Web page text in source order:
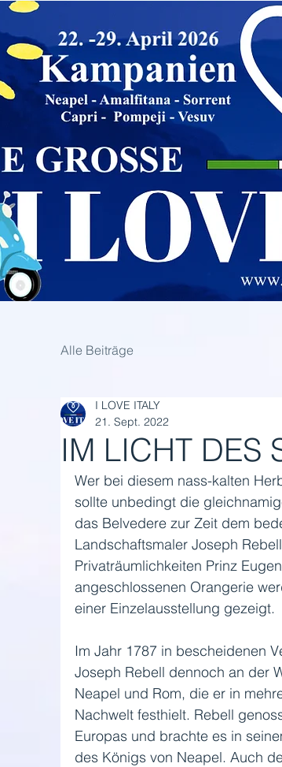
Alle Beiträge
IM LICHT DES
I LOVE ITALY
21. Sept. 2022
Wer bei diesem nass-kalten
sollte unbedingt die
das Belvedere zur Zeit dem
Landschaftsmaler Joseph
Privaträumlichkeiten Prinz
angeschlossenen Orangerie
einer Einzelausstellung gezeigt.
Im Jahr 1787 in bescheidenen
Joseph Rebell dennoch an der
Neapel und Rom, die er in
Nachwelt festhielt. Rebell
Europas und brachte es in
des Königs von Neapel. Auch